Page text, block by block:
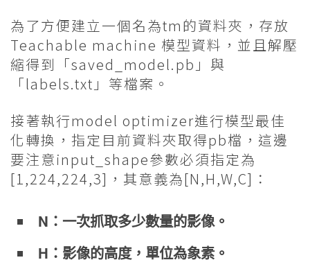
為了方便建立一個名為tm的資料夾，存放
Teachable machine 模型資料，並且解壓
縮得到「saved_model.pb」與
「labels.txt」等檔案。
接著執行model optimizer進行模型最佳
化轉換，指定目前資料夾取得pb檔，這邊
要注意input_shape參數必須指定為
[1,224,224,3]，其意義為[N,H,W,C]：
N：一次抓取多少數量的影像。
H：影像的高度，單位為象素。